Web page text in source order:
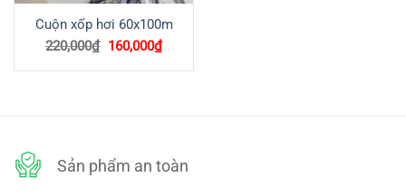
Cuộn xốp hơi 60x100m
220,000₫ Giá
là:
160,000₫Giá
hiện
tại
Sản phẩm an toàn